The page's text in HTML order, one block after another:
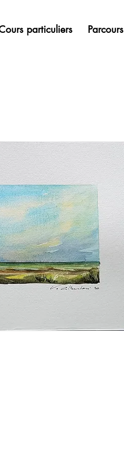
particuliers Parcours